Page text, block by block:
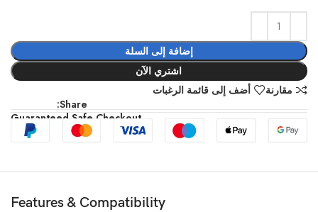
إضافة إلى السلة
اشتري الآن
مقارنة
أضف إلى قائمة الرغبات
Share:
Guaranteed Safe Checkout
Features & Compatibility